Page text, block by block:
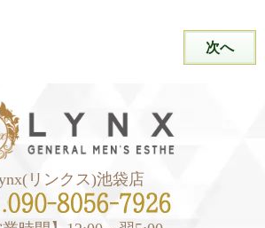
次へ
リンクス)池袋店